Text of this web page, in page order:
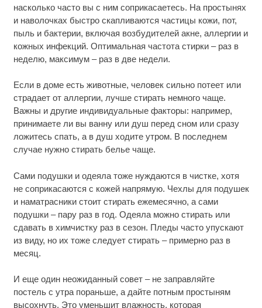
насколько часто вы с ним соприкасаетесь. На простынях
и наволочках быстро скапливаются частицы кожи, пот,
пыль и бактерии, включая возбудителей акне, аллергии и
кожных инфекций. Оптимальная частота стирки – раз в
неделю, максимум – раз в две недели.
Если в доме есть животные, человек сильно потеет или
страдает от аллергии, лучше стирать немного чаще.
Важны и другие индивидуальные факторы: например,
принимаете ли вы ванну или душ перед сном или сразу
ложитесь спать, а в душ ходите утром. В последнем
случае нужно стирать белье чаще.
Сами подушки и одеяла тоже нуждаются в чистке, хотя
не соприкасаются с кожей напрямую. Чехлы для подушек
и наматрасники стоит стирать ежемесячно, а сами
подушки – пару раз в год. Одеяла можно стирать или
сдавать в химчистку раз в сезон. Пледы часто упускают
из виду, но их тоже следует стирать – примерно раз в
месяц.
И еще один неожиданный совет – не заправляйте
постель с утра пораньше, а дайте потным простыням
высохнуть. Это уменьшит влажность, которая